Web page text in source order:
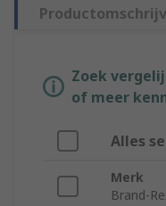
Zoek
of meer
Alles
Merk
Brand-